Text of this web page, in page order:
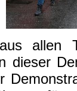
allen
dieser